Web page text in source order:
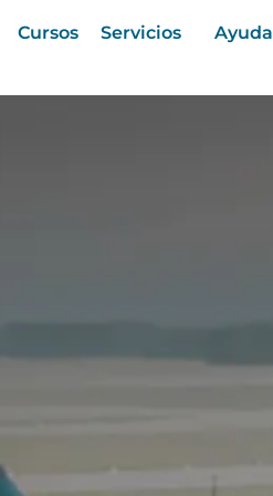
Cursos Servicios Ayuda